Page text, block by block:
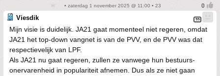
• zaterdag 1 november 2025 @ 11:00 • 23
Viesdik
Mijn visie is duidelijk. JA21 gaat momenteel niet regeren, omdat
JA21 het top-down vangnet is van de PVV, en de PVV was dat
respectievelijk van LPF.
Als JA21 nu gaat regeren, zullen ze vanwege hun bestuurs-
onervarenheid in populariteit afnemen. Dus als ze niet gaan